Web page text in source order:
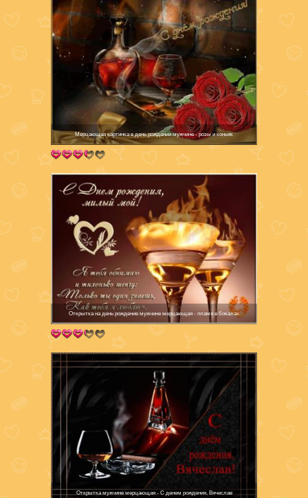
Мерцающая картинка в день рождения мужчине - розы и коньяк
Открытка на день рождение мужчине мерцающая - пламя в бокалах
Открытка мужчине мерцающая - С денем рождения, Вячеслав